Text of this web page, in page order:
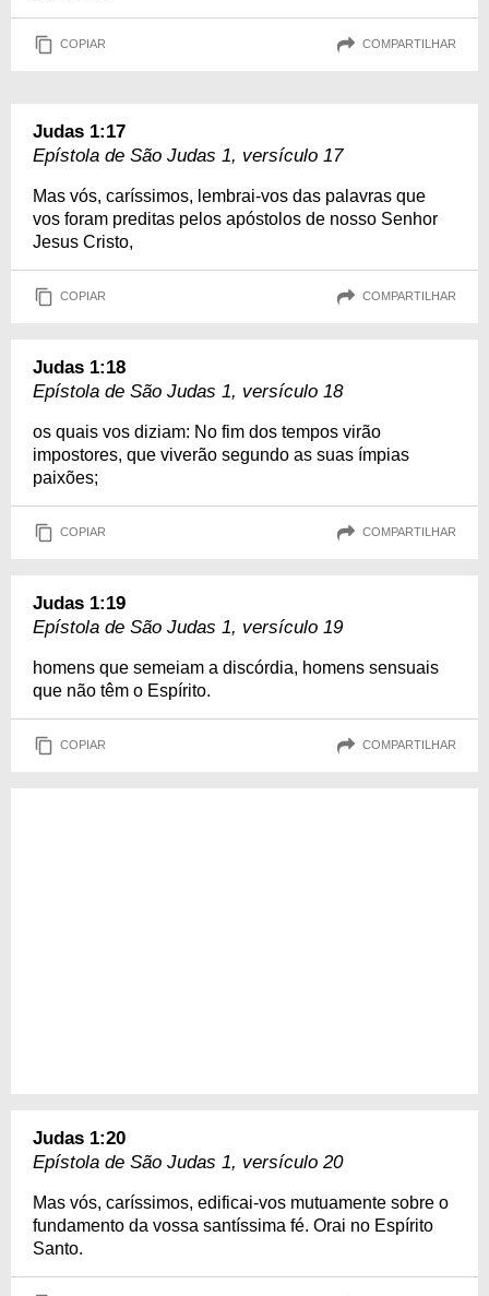
COPIAR COMPARTILHAR
Judas 1:17
Epístola de São Judas 1, versículo 17
Mas vós, caríssimos, lembrai-vos das palavras que
vos foram preditas pelos apóstolos de nosso Senhor
Jesus Cristo,
COPIAR COMPARTILHAR
Judas 1:18
Epístola de São Judas 1, versículo 18
os quais vos diziam: No fim dos tempos virão
impostores, que viverão segundo as suas ímpias
paixões;
COPIAR COMPARTILHAR
Judas 1:19
Epístola de São Judas 1, versículo 19
homens que semeiam a discórdia, homens sensuais
que não têm o Espírito.
COPIAR COMPARTILHAR
Judas 1:20
Epístola de São Judas 1, versículo 20
Mas vós, caríssimos, edificai-vos mutuamente sobre o
fundamento da vossa santíssima fé. Orai no Espírito
Santo.